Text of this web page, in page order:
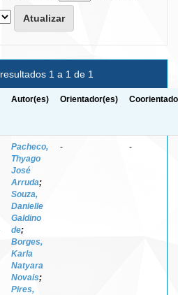
1 a 1 de 1
Autor(es) Orientador(es)
Pacheco,
Thyago
José
Arruda;
Souza,
Danielle
Galdino
de;
Borges,
Karla
Natyara
Novais;
Pires,
- -